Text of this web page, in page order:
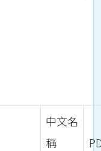
中文名
稱